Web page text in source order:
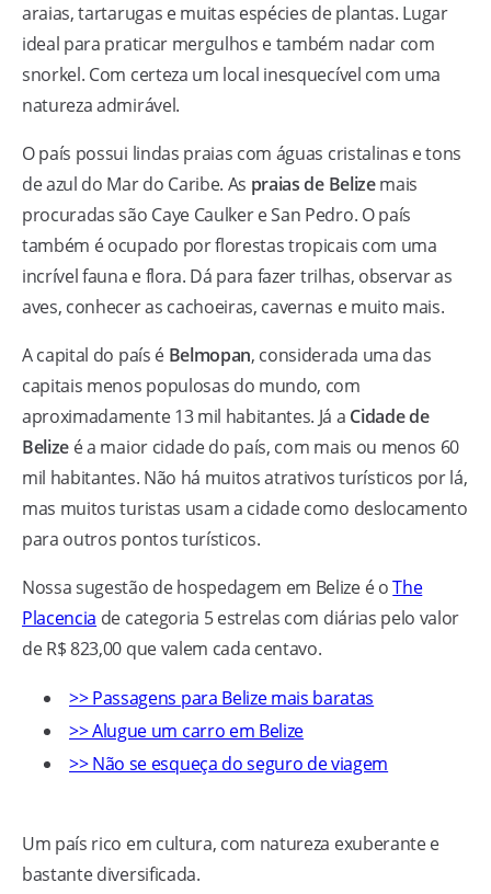
araias, tartarugas e muitas espécies de plantas. Lugar
ideal para praticar mergulhos e também nadar com
snorkel. Com certeza um local inesquecível com uma
natureza admirável.
O país possui lindas praias com águas cristalinas e tons
de azul do Mar do Caribe. As praias de Belizemais
procuradas são Caye Caulker e San Pedro. O país
também é ocupado por florestas tropicais com uma
incrível fauna e flora. Dá para fazer trilhas, observar as
aves, conhecer as cachoeiras, cavernas e muito mais.
A capital do país éBelmopan, considerada uma das
capitais menos populosas do mundo, com
aproximadamente 13 mil habitantes. Já a Cidade de
Belize é a maior cidade do país, com mais ou menos 60
mil habitantes. Não há muitos atrativos turísticos por lá,
mas muitos turistas usam a cidade como deslocamento
para outros pontos turísticos.
Nossa sugestão de hospedagem em Belize é oThe
Placencia de categoria 5 estrelas com diárias pelo valor
de R$ 823,00 que valem cada centavo.
>> Passagens para Belize mais baratas
>> Alugue um carro em Belize
>> Não se esqueça do seguro de viagem
Um país rico em cultura, com natureza exuberante e
bastante diversificada.